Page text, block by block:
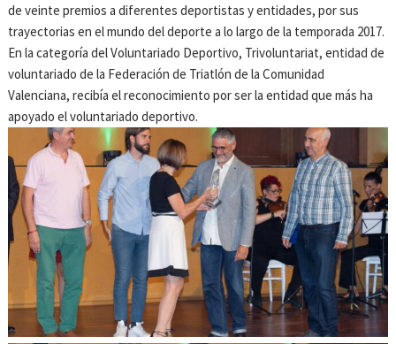
de veinte premios a diferentes deportistas y entidades, por sus
trayectorias en el mundo del deporte a lo largo de la temporada 2017.
En la categoría del Voluntariado Deportivo, Trivoluntariat, entidad de
voluntariado de la Federación de Triatlón de la Comunidad
Valenciana, recibía el reconocimiento por ser la entidad que más ha
apoyado el voluntariado deportivo.